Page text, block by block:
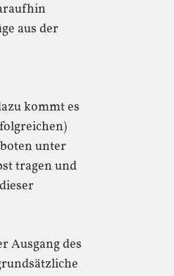
aus der
kommt es
unter
tragen und
Ausgang des